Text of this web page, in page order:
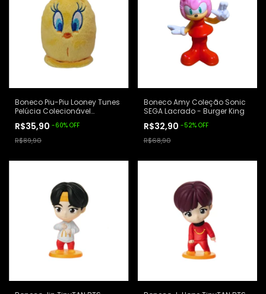
Boneco Piu-Piu Looney Tunes
Pelúcia Colecionável
R$35,90 -60% OFF
R$89,90
Boneco Amy Coleção Sonic
SEGA Lacrado - Burger King
R$32,90 -52% OFF
R$68,90